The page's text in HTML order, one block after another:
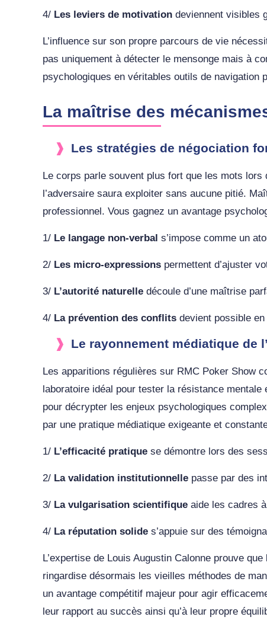
4/ Les leviers de motivation deviennent visibles
L’influence sur son propre parcours de vie
pas uniquement à détecter le mensonge mais à
psychologiques en véritables outils de navigation
La maîtrise des
Les stratégies de négociation
Le corps parle souvent plus fort que les mots lors
l’adversaire saura exploiter sans aucune pitié.
professionnel. Vous gagnez un avantage
1/ Le langage non-verbal s’impose comme un
2/ Les micro-expressions permettent d’ajuster
3/ L’autorité naturelle découle d’une maîtrise
4/ La prévention des conflits devient possible
Le rayonnement médiatique de
Les apparitions régulières sur RMC Poker Show
laboratoire idéal pour tester la résistance
pour décrypter les enjeux psychologiques
par une pratique médiatique exigeante et
1/ L’efficacité pratique se démontre lors des
2/ La validation institutionnelle passe par des
3/ La vulgarisation scientifique aide les cadres
4/ La réputation solide s’appuie sur des
L’expertise de Louis Augustin Calonne prouve
ringardise désormais les vieilles méthodes de
un avantage compétitif majeur pour agir
leur rapport au succès ainsi qu’à leur propre